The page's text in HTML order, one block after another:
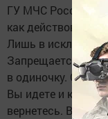
ГУ МЧС России по
как действовать
Лишь в
Запрещается
в одиночку.
Вы идете и когда
вернетесь. В